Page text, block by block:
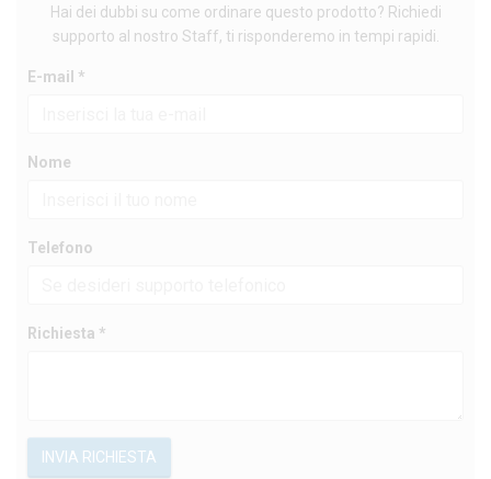
Hai dei dubbi su come ordinare questo prodotto? Richiedi
supporto al nostro Staff, ti risponderemo in tempi rapidi.
E-mail *
Nome
Telefono
Richiesta *
INVIA RICHIESTA